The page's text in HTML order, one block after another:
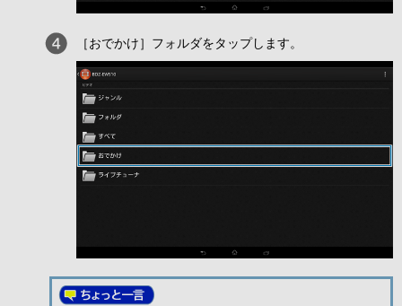
［おでかけ］フォルダをタップします。